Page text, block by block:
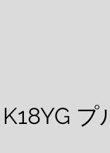
プ